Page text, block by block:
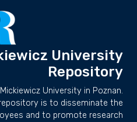
University
Repository
University in Poznan.
is to disseminate the
and to promote research